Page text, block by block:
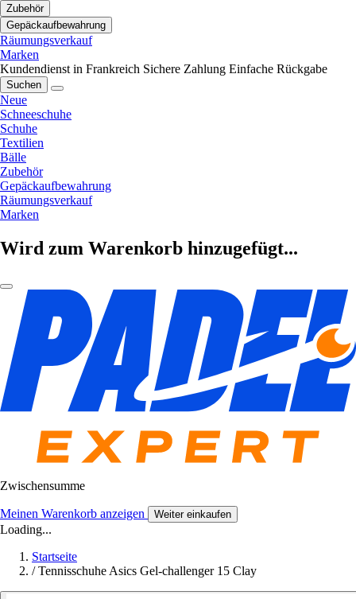
Zubehör
Gepäckaufbewahrung
Räumungsverkauf
Marken
Kundendienst in Frankreich Sichere Zahlung Einfache Rückgabe
Suchen
Neue
Schneeschuhe
Schuhe
Textilien
Bälle
Zubehör
Gepäckaufbewahrung
Räumungsverkauf
Marken
Wird zum Warenkorb hinzugefügt...
Zwischensumme
Meinen Warenkorb anzeigen Weiter einkaufen
Loading...
Startseite
/ Tennisschuhe Asics Gel-challenger 15 Clay